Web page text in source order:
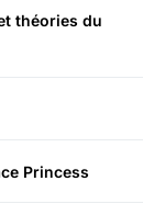
théories du
Princess